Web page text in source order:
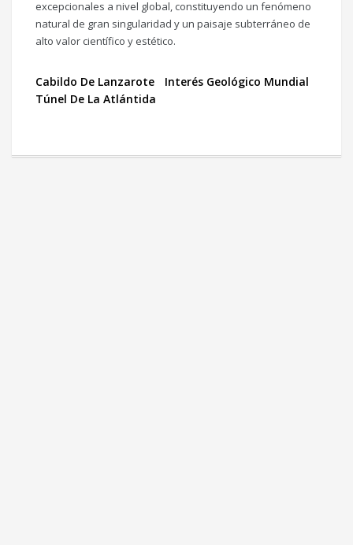
excepcionales a nivel global, constituyendo un fenómeno
natural de gran singularidad y un paisaje subterráneo de
alto valor científico y estético.
Cabildo De Lanzarote
Interés Geológico Mundial
Túnel De La Atlántida